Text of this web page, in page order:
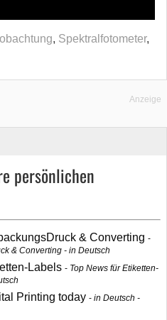
, Spektralfotometer,
Anzeige
persönlichen
& Converting
& Converting - in Deutsch
Labels
Top News für Etiketten-
Printing today
in Deutsch -